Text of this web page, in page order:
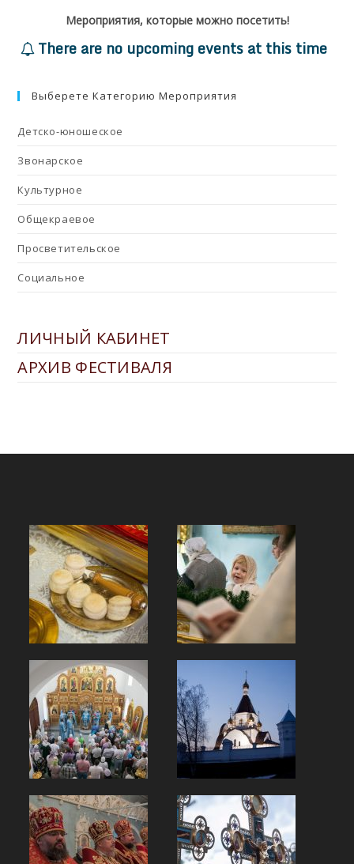
Мероприятия, которые можно посетить!
There are no upcoming events at this time
Выберете Категорию Мероприятия
Детско-юношеское
Звонарское
Культурное
Общекраевое
Просветительское
Социальное
ЛИЧНЫЙ КАБИНЕТ
АРХИВ ФЕСТИВАЛЯ